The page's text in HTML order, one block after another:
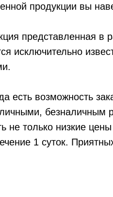
продукции вы
представленная в
исключительно
есть возможность
безналичным
не только низкие
1 суток.